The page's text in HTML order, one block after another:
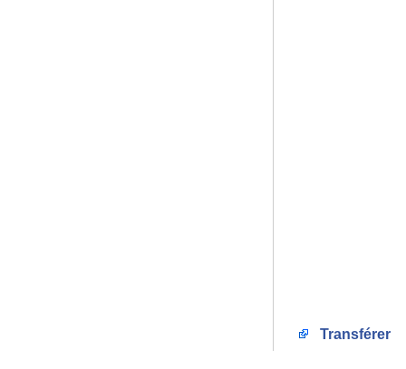
Transférer